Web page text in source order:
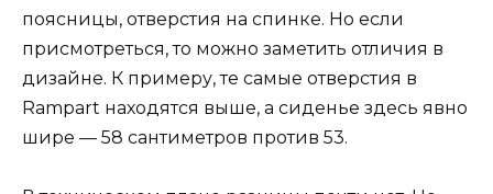
поясницы, отверстия на спинке. Но если
присмотреться, то можно заметить отличия в
дизайне. К примеру, те самые отверстия в
Rampart находятся выше, а сиденье здесь явно
шире — 58 сантиметров против 53.